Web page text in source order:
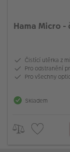
Hama Micro
Čistící utěrka z
Pro odstranění
Pro všechny
Skladem